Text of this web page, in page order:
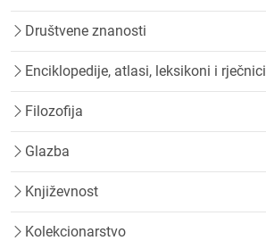
Društvene znanosti
Enciklopedije, atlasi, leksikoni i rječnici
Filozofija
Glazba
Književnost
Kolekcionarstvo